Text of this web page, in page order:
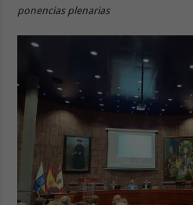
ponencias plenarias